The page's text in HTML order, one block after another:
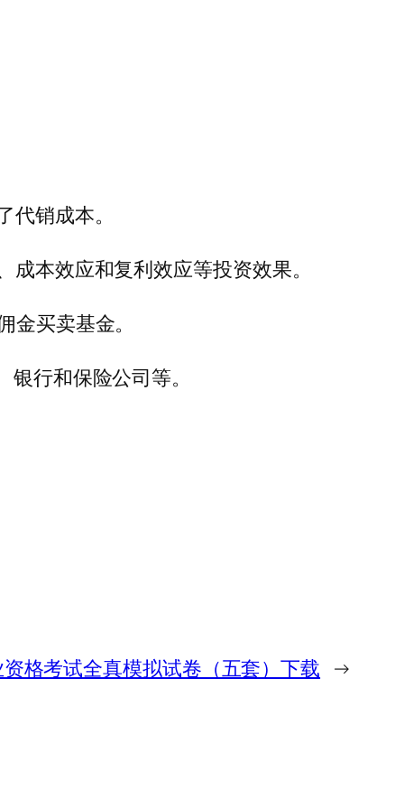
销成本。
本效应和复利效应等投资效果。
买卖基金。
行和保险公司等。
格考试全真模拟试卷（五套）下载 →